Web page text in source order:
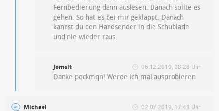
Fernbedienung dann auslesen. Danach sollte es
gehen. So hat es bei mir geklappt. Danach
kannst du den Handsender in die Schublade
und nie wieder raus.
Jomalt 06.12.2019, 08:28 Uhr
Danke pqckmqn! Werde ich mal ausprobieren
Michael 02.07.2019, 17:43 Uhr